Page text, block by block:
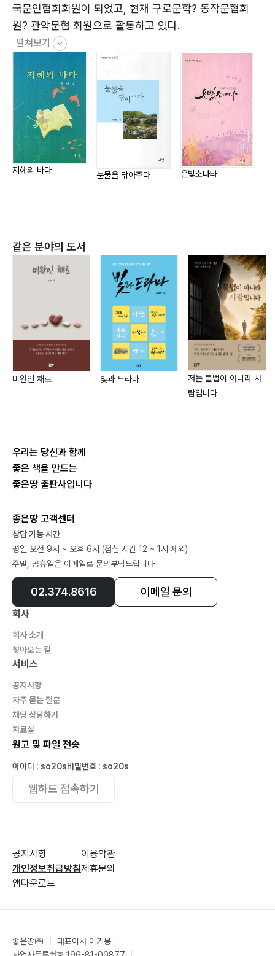
그리움
부산 기장에 가면
아침 산책
최남단 마라도에서
강촌에서의 하루
동행
둘레길
순간
김수원(정숙)
개발의 울음소리
그리운 마음
눈꺼풀을 뜨고 감는 사이
로키산맥
모르쇠
조혜숙
주문진에서
어머니
그것
다시 봄
박다윤
그대에게 가는 길
그대에게 가는 길 2
연꽃
詩에 갇혀
가지치기
등대지기
서나경
봄
조금 더
견딤
일상
그리움
숲에 서다
이순우
우울 날리기
강물이 되어
국문인협회회원이 되었고, 현재 구로문학? 동작문협회
원? 관악문협 회원으로 활동하고 있다.
펼쳐보기
지혜의 바다 눈물을 닦아주다 은빛소나타
같은 분야의 도서
미완인 채로 빛과 드라마
저는 불법이 아니라 사
람입니다
우리는 당신과 함께
좋은 책을 만드는
좋은땅 출판사입니다
좋은땅 고객센터
상담 가능 시간
평일 오전 9시 ~ 오후 6시 (점심 시간 12 ~ 1시 제외)
주말, 공휴일은 이메일로 문의부탁드립니다
02.374.8616 이메일 문의
회사
회사 소개
찾아오는 길
서비스
공지사항
자주 묻는 질문
채팅 상담하기
자료실
원고 및 파일 전송
아이디 : so20s비밀번호 : so20s
웹하드 접속하기
공지사항
개인정보취급방침
앱다운로드
이용약관
제휴문의
좋은땅㈜ 대표이사 이기봉